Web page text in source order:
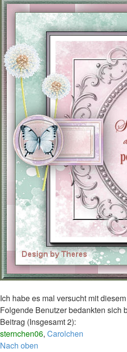
Ich habe es mal versucht mit
Folgende Benutzer bedankten sich
Beitrag (Insgesamt 2):
sternchen06, Carolchen
Nach oben